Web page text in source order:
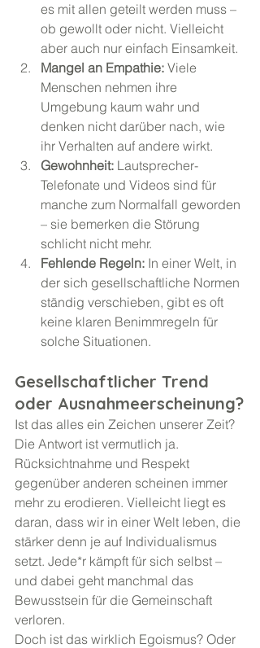
es mit allen geteilt werden muss –
ob gewollt oder nicht. Vielleicht
aber auch nur einfach Einsamkeit.
Mangel an Empathie: Viele
Menschen nehmen ihre
Umgebung kaum wahr und
denken nicht darüber nach, wie
ihr Verhalten auf andere wirkt.
Gewohnheit: Lautsprecher-
Telefonate und Videos sind für
manche zum Normalfall geworden
– sie bemerken die Störung
schlicht nicht mehr.
Fehlende Regeln: In einer Welt, in
der sich gesellschaftliche Normen
ständig verschieben, gibt es oft
keine klaren Benimmregeln für
solche Situationen.
Gesellschaftlicher Trend
oder Ausnahmeerscheinung?
Ist das alles ein Zeichen unserer Zeit?
Die Antwort ist vermutlich ja.
Rücksichtnahme und Respekt
gegenüber anderen scheinen immer
mehr zu erodieren. Vielleicht liegt es
daran, dass wir in einer Welt leben, die
stärker denn je auf Individualismus
setzt. Jede*r kämpft für sich selbst –
und dabei geht manchmal das
Bewusstsein für die Gemeinschaft
verloren.
Doch ist das wirklich Egoismus? Oder